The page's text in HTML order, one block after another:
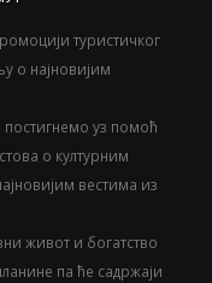
туристичког
о најновијим
уз помоћ
о културним
вестима из
живот и богатство
па ће садржаји